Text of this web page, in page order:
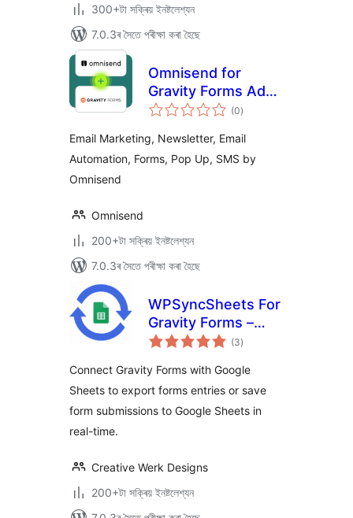
300+টা সক্ৰিয় ইনষ্টলেশ্যন
7.0.3ৰ সৈতে পৰীক্ষা কৰা হৈছে
Omnisend for
Gravity Forms Add-
On
(0টা
মুঠ)
Email Marketing, Newsletter, Email
Automation, Forms, Pop Up, SMS by
Omnisend
Omnisend
200+টা সক্ৰিয় ইনষ্টলেশ্যন
7.0.3ৰ সৈতে পৰীক্ষা কৰা হৈছে
WPSyncSheets For
Gravity Forms –
Connect Gravity
Sheets
(3টা
মুঠ)
Connect Gravity Forms with Google
Sheets to export forms entries or save
form submissions to Google Sheets in
real-time.
Creative Werk Designs
200+টা সক্ৰিয় ইনষ্টলেশ্যন